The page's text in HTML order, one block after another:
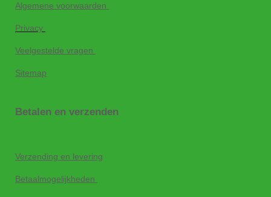
Algemene voorwaarden
Privacy
Veelgestelde vragen
Sitemap
Betalen en verzenden
Verzending en levering
Betaalmogelijkheden